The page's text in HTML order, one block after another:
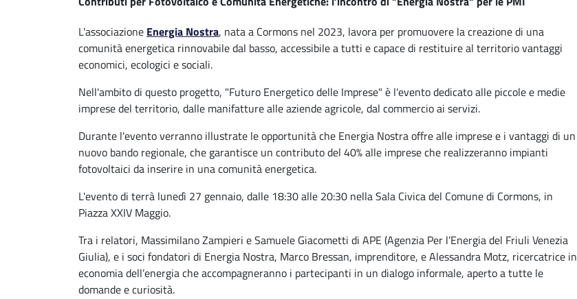
L'associazione Energia Nostra, nata a Cormons nel 2023, lavora per promuovere la creazione di una
comunità energetica rinnovabile dal basso, accessibile a tutti e capace di restituire al territorio vantaggi
economici, ecologici e sociali.
Nell'ambito di questo progetto, "Futuro Energetico delle Imprese" è l'evento dedicato alle piccole e medie
imprese del territorio, dalle manifatture alle aziende agricole, dal commercio ai servizi.
Durante l'evento verranno illustrate le opportunità che Energia Nostra offre alle imprese e i vantaggi di un
nuovo bando regionale, che garantisce un contributo del 40% alle imprese che realizzeranno impianti
fotovoltaici da inserire in una comunità energetica.
L'evento di terrà lunedì 27 gennaio, dalle 18:30 alle 20:30 nella Sala Civica del Comune di Cormons, in
Piazza XXIV Maggio.
Tra i relatori, Massimilano Zampieri e Samuele Giacometti di APE (Agenzia Per l’Energia del Friuli Venezia
Giulia), e i soci fondatori di Energia Nostra, Marco Bressan, imprenditore, e Alessandra Motz, ricercatrice in
economia dell’energia che accompagneranno i partecipanti in un dialogo informale, aperto a tutte le
domande e curiosità.